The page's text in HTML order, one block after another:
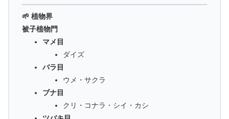
🌱 植物界
被子植物門
マメ目
ダイズ
バラ目
ウメ・サクラ
ブナ目
クリ・コナラ・シイ・カシ